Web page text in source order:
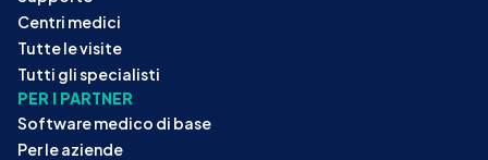
Centri medici
Tutte le visite
Tutti gli specialisti
PER I PARTNER
Software medico di base
Per le aziende